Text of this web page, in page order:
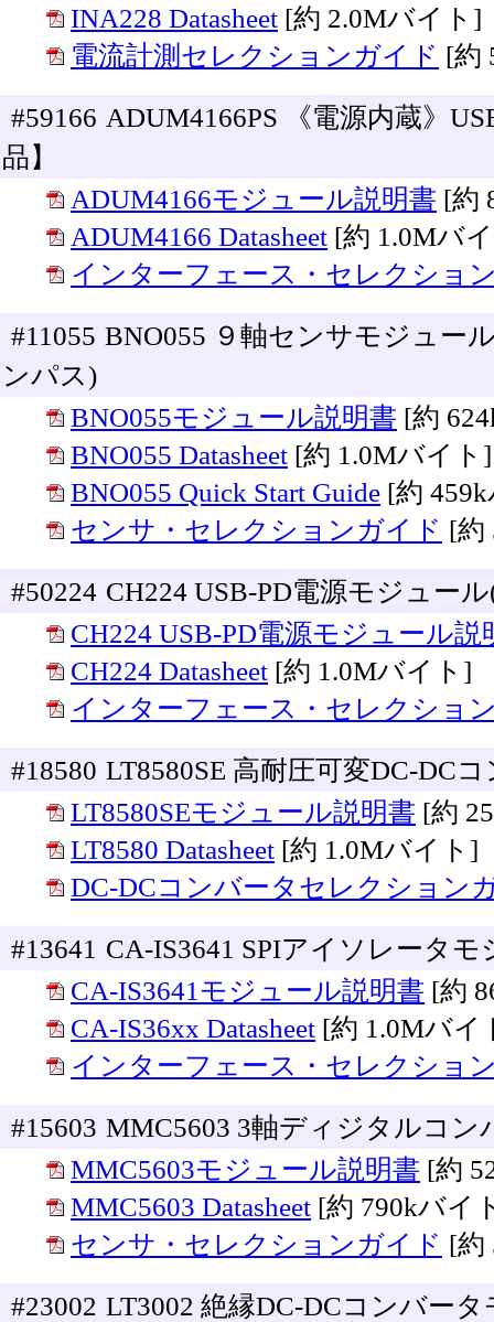
INA228 Datasheet [約 2.0Mバイト]
電流計測セレクションガイド [約
#59166 ADUM4166PS 《電源内蔵》
品】
ADUM4166モジュール説明書 [約
ADUM4166 Datasheet [約 1.0Mバ
インターフェース・セレクショ
#11055 BNO055 ９軸センサモジュー
ンパス)
BNO055モジュール説明書 [約
BNO055 Datasheet [約 1.0Mバイト]
BNO055 Quick Start Guide [約
センサ・セレクションガイド [約
#50224 CH224 USB-PD電源モジュー
CH224 USB-PD電源モジュール説
CH224 Datasheet [約 1.0Mバイト]
インターフェース・セレクショ
#18580 LT8580SE 高耐圧可変DC-DC
LT8580SEモジュール説明書 [約
LT8580 Datasheet [約 1.0Mバイト]
DC-DCコンバータセレクション
#13641 CA-IS3641 SPIアイソレータ
CA-IS3641モジュール説明書 [約
CA-IS36xx Datasheet [約 1.0Mバイ
インターフェース・セレクショ
#15603 MMC5603 3軸ディジタルコン
MMC5603モジュール説明書 [約
MMC5603 Datasheet [約 790kバイ
センサ・セレクションガイド [約
#23002 LT3002 絶縁DC-DCコンバー